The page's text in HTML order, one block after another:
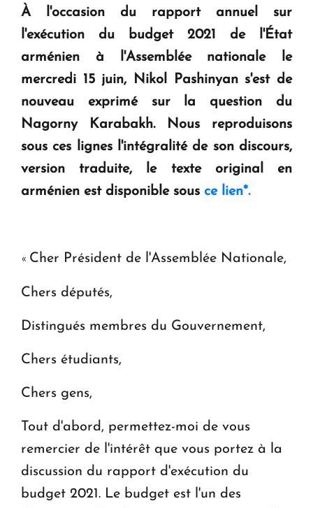
KASA : 30 ans d'audace, de résilience et d'avenir
en Arménie
Le premier hôtel Hyatt Regency d'Arménie
ouvrira ses portes à Dilijan
À l'occasion du rapport annuel sur
l'exécution du budget 2021 de l'État
arménien à l'Assemblée nationale le
mercredi 15 juin, Nikol Pashinyan s'est de
nouveau exprimé sur la question du
Nagorny Karabakh. Nous reproduisons
sous ces lignes l'intégralité de son discours,
version traduite, le texte original en
arménien est disponible sous ce lien*.
« Cher Président de l'Assemblée Nationale,
Chers députés,
Distingués membres du Gouvernement,
Chers étudiants,
Chers gens,
Tout d'abord, permettez-moi de vous
remercier de l'intérêt que vous portez à la
discussion du rapport d'exécution du
budget 2021. Le budget est l'un des